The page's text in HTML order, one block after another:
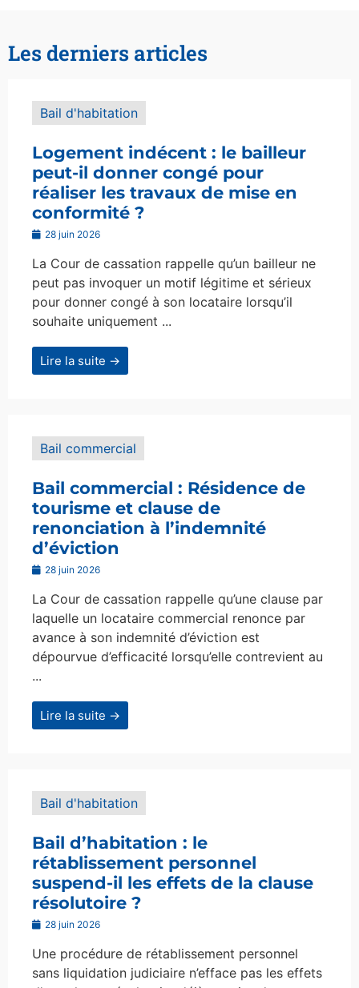
Les derniers articles
Bail d'habitation
Logement indécent : le bailleur
peut-il donner congé pour
réaliser les travaux de mise en
conformité ?
28 juin 2026
La Cour de cassation rappelle qu’un bailleur ne
peut pas invoquer un motif légitime et sérieux
pour donner congé à son locataire lorsqu’il
souhaite uniquement ...
Lire la suite →
Bail commercial
Bail commercial : Résidence de
tourisme et clause de
renonciation à l’indemnité
d’éviction
28 juin 2026
La Cour de cassation rappelle qu’une clause par
laquelle un locataire commercial renonce par
avance à son indemnité d’éviction est
dépourvue d’efficacité lorsqu’elle contrevient au
...
Lire la suite →
Bail d'habitation
Bail d’habitation : le
rétablissement personnel
suspend-il les effets de la clause
résolutoire ?
28 juin 2026
Une procédure de rétablissement personnel
sans liquidation judiciaire n’efface pas les effets